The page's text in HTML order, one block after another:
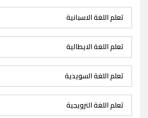
تعلم اللغة الاسبانية
تعلم اللغة الايطالية
تعلم اللغة السويدية
تعلم اللغة النرويجية